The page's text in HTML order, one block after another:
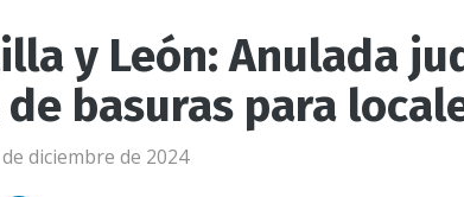
y León: Anulada
basuras para
diciembre de 2024